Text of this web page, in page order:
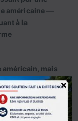
américaine —
à la
mais
militairement et
désormais un
les alliés
×